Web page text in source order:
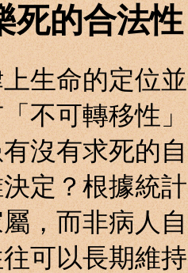
死的合法
命的定位並
不可轉移性
沒有求死的
定？根據統
，而非病人
可以長期維